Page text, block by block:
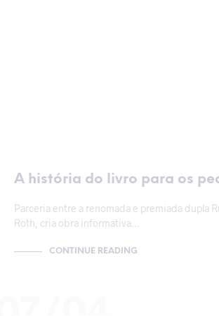
A história do livro para os
Parceria entre a renomada e premiada dupla
Roth, cria obra informativa…
CONTINUE READING